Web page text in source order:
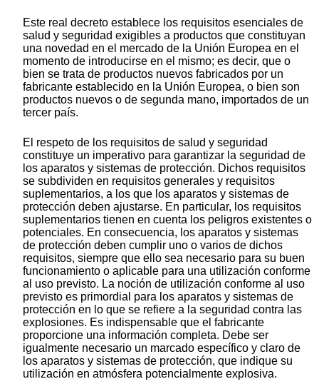
Este real decreto establece los requisitos esenciales de
salud y seguridad exigibles a productos que constituyan
una novedad en el mercado de la Unión Europea en el
momento de introducirse en el mismo; es decir, que o
bien se trata de productos nuevos fabricados por un
fabricante establecido en la Unión Europea, o bien son
productos nuevos o de segunda mano, importados de un
tercer país.
El respeto de los requisitos de salud y seguridad
constituye un imperativo para garantizar la seguridad de
los aparatos y sistemas de protección. Dichos requisitos
se subdividen en requisitos generales y requisitos
suplementarios, a los que los aparatos y sistemas de
protección deben ajustarse. En particular, los requisitos
suplementarios tienen en cuenta los peligros existentes o
potenciales. En consecuencia, los aparatos y sistemas
de protección deben cumplir uno o varios de dichos
requisitos, siempre que ello sea necesario para su buen
funcionamiento o aplicable para una utilización conforme
al uso previsto. La noción de utilización conforme al uso
previsto es primordial para los aparatos y sistemas de
protección en lo que se refiere a la seguridad contra las
explosiones. Es indispensable que el fabricante
proporcione una información completa. Debe ser
igualmente necesario un marcado específico y claro de
los aparatos y sistemas de protección, que indique su
utilización en atmósfera potencialmente explosiva.